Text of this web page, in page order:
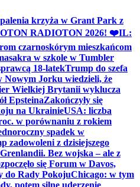
krzyża w Grant Park z
RADIOTON 2026! ❤️IL:
czarnoskórym mieszkańcom
w szkole w Tumbler
18-latekTrump do szefa
Nowym Jorku wiedzieli, że
Wielkiej Brytanii wyklucza
EpsteinaZakończyły się
na UkrainieUSA: liczba
w porównaniu z rokiem
spadek w
zadowoleni z dzisiejszego
Bez wojska – ale z
się Forum w Davos,
do Rady PokojuChicago: w tym
potem silne uderzenie